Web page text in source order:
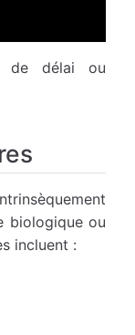
de délai ou
biologique ou
incluent :